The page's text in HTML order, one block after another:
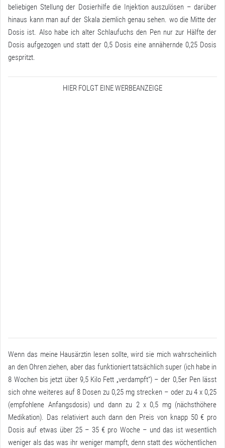
beliebigen Stellung der Dosierhilfe die Injektion auszulösen – darüber
hinaus kann man auf der Skala ziemlich genau sehen. wo die Mitte der
Dosis ist. Also habe ich alter Schlaufuchs den Pen nur zur Hälfte der
Dosis aufgezogen und statt der 0,5 Dosis eine annähernde 0,25 Dosis
gespritzt.
HIER FOLGT EINE WERBEANZEIGE
Wenn das meine Hausärztin lesen sollte, wird sie mich wahrscheinlich
an den Ohren ziehen, aber das funktioniert tatsächlich super (ich habe in
8 Wochen bis jetzt über 9,5 Kilo Fett „verdampft“) – der 0,5er Pen lässt
sich ohne weiteres auf 8 Dosen zu 0,25 mg strecken – oder zu 4 x 0,25
(empfohlene Anfangsdosis) und dann zu 2 x 0,5 mg (nächsthöhere
Medikation). Das relativiert auch dann den Preis von knapp 50 € pro
Dosis auf etwas über 25 – 35 € pro Woche – und das ist wesentlich
weniger als das was ihr weniger mampft, denn statt des wöchentlichen